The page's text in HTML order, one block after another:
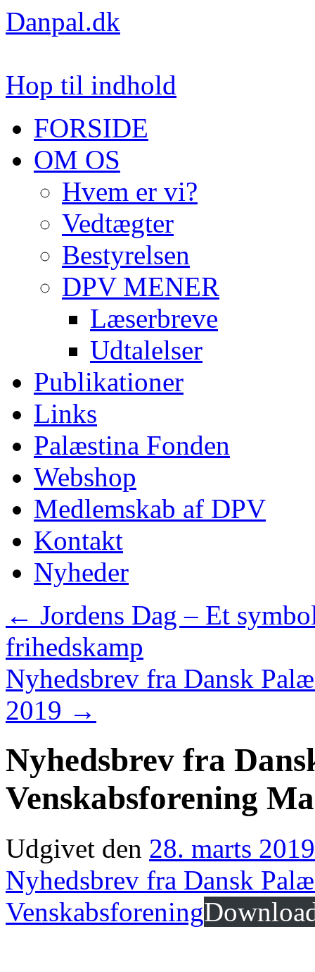
Danpal.dk
Hop til indhold
FORSIDE
OM OS
Hvem er vi?
Vedtægter
Bestyrelsen
DPV MENER
Læserbreve
Udtalelser
Publikationer
Links
Palæstina Fonden
Webshop
Medlemskab af DPV
Kontakt
Nyheder
← Jordens Dag – Et
frihedskamp
Nyhedsbrev fra Dansk
2019 →
Nyhedsbrev fra
Venskabsforening
Udgivet den 28. marts 2019
Nyhedsbrev fra Dansk
Venskabsforening